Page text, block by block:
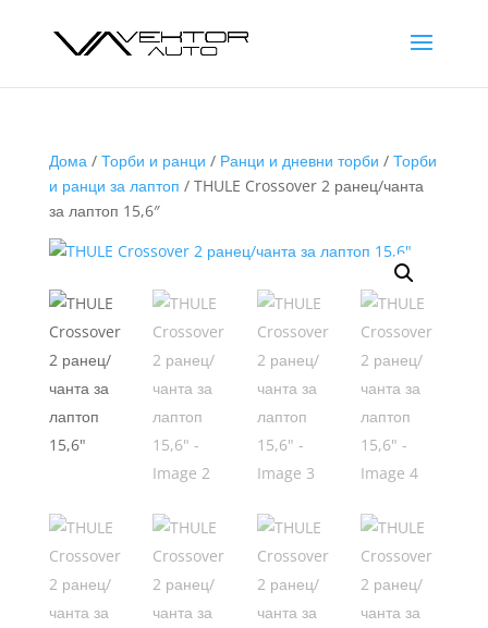
Дома/ Торби и ранци / Ранци и дневни торби / Торби
и ранци за лаптоп / THULE Crossover 2 ранец/чанта
за лаптоп 15,6″